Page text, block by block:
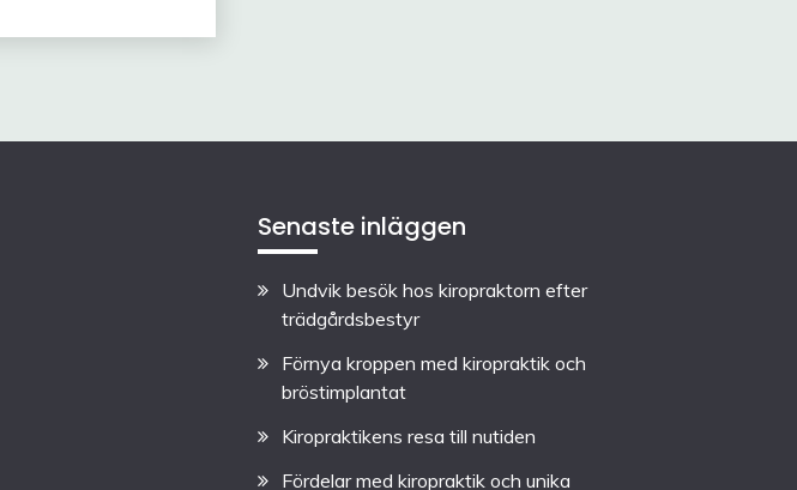
Senaste inläggen
Undvik besök hos kiropraktorn efter
trädgårdsbestyr
Förnya kroppen med kiropraktik och
bröstimplantat
Kiropraktikens resa till nutiden
Fördelar med kiropraktik och unika